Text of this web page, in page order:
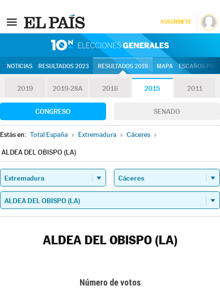
SUSCRÍBETE
NOTICIAS RESULTADOS 2023 RESULTADOS 2019 MAPA ESCAÑOS
2019 2019-28A 2016 2015 2011
CONGRESO SENADO
Estás en: Total España » Extremadura » Cáceres »
ALDEA DEL OBISPO (LA)
ALDEA DEL OBISPO (LA)
Número de votos